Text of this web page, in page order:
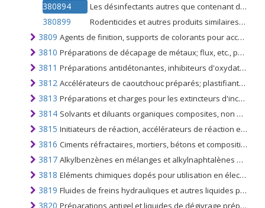
380894 Les désinfectants autres que contenant des marchandises visées à la note de sous-positions 1 du présent chapitre; mis en forme ou conditionnés pour la vente au détail ou en tant que préparations ou articles
380899 Rodenticides et autres produits similaires n.c.a. dans le n ° 3808.9; autres que contenant des marchandises visées à la note de sous-position 1 du présent chapitre, présentées en fûts ou en emballages pour la vente au détail ou en préparations ou sous
3809 Agents de finition, supports de colorants pour accélérer la coloration, la fixation de colorants, d'autres produits et préparations, des types utilisés dans les industries du textile, du papier, du cuir ou similaires, n.c.a. ou inclus
3810 Préparations de décapage de métaux; flux, etc., pour la soudure, le brasage; poudres à souder, pâtes de métal et autres matériaux; préparations utilisées comme noyaux ou revêtements pour électrodes ou baguettes de soudage
3811 Préparations antidétonantes, inhibiteurs d'oxydation et de gomme, améliorants de viscosité, préparations anticorrosives et similaires, pour huiles minérales (y compris l'essence) ou autres liquides utilisés aux mêmes fins
3812 Accélérateurs de caoutchouc préparés; plastifiants composés pour le caoutchouc ou les matières plastiques, n.c.a. ou inclus; préparations antioxydantes et autres stabilisateurs composites pour le caoutchouc ou les matières plastiques
3813 Préparations et charges pour les extincteurs d'incendie; grenades d'extinction d'incendie chargées
3814 Solvants et diluants organiques composites, non dénommés ni compris ailleurs; décapants de peinture ou de vernis préparés
3815 Initiateurs de réaction, accélérateurs de réaction et préparations catalytiques n.c.a. ou inclus
3816 Ciments réfractaires, mortiers, bétons et compositions similaires; autres que les produits du no. 3801
3817 Alkylbenzènes en mélanges et alkylnaphtalènes en mélanges, autres que ceux du no. 2707 ou 2902
3818 Eléments chimiques dopés pour utilisation en électronique, sous forme de disques, de plaquettes ou de formes similaires; composés chimiques dopés pour utilisation en électronique
3819 Fluides de freins hydrauliques et autres liquides préparés pour transmissions hydrauliques, ne contenant pas ou contenant moins de 70% en poids d'huiles de pétrole ou de minéraux bitumineux
3820 Préparations antigel et liquides de dégivrage préparés